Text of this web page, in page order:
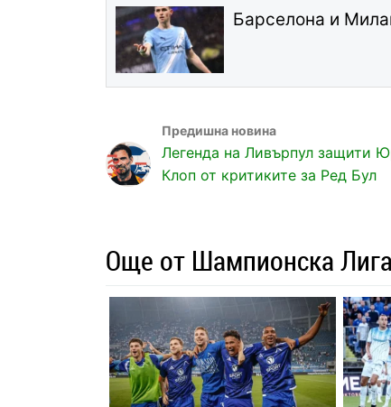
Барселона и
Легенда на Ливърпул защити
Клоп от критиките за Ред Бул
Още от Шампионска Лига